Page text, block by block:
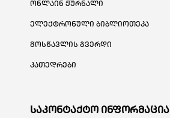
ონლაინ ჟურნალი
ელექტრონული ბიბლიოთეკა
მოსწავლის გვერდი
კათედრები
საკონტაქტო ინფორმაცია